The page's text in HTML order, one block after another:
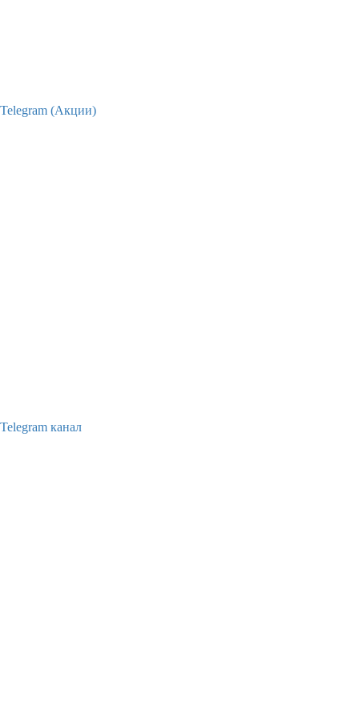
Telegram (Акции)
Telegram канал